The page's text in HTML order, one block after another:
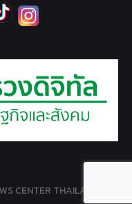
CENTER THAILAND